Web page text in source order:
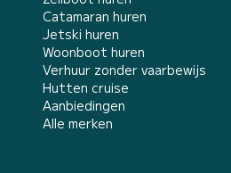
Catamaran huren
Jetski huren
Woonboot huren
Verhuur zonder vaarbewijs
Hutten cruise
Aanbiedingen
Alle merken